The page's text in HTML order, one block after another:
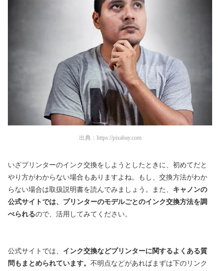
出典： https://pixabay.com
いざプリンターのインク交換をしようとしたときに、初めてだと
やり方がわからない場合もありますよね。もし、交換方法がわか
らない場合は取扱説明書を読んでみましょう。また、 キャノンの
公式サイトでは、プリンターのモデルごとのインク交換方法を調
べられるので、活用してみてください。
公式サイトでは、 インク交換などプリンターに関するよくある質
問もまとめられています。 不明点などがあればまずは下のリンク